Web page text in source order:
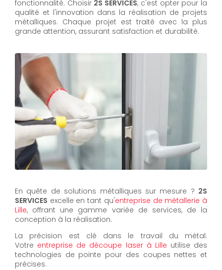
fonctionnalité. Choisir 2S SERVICES, c'est opter pour la
qualité et l'innovation dans la réalisation de projets
métalliques. Chaque projet est traité avec la plus
grande attention, assurant satisfaction et durabilité.
En quête de solutions métalliques sur mesure ? 2S
SERVICES excelle en tant qu'entreprise de métallerie à
Lille, offrant une gamme variée de services, de la
conception à la réalisation.
La précision est clé dans le travail du métal.
Votre entreprise de découpe laser à Lille utilise des
technologies de pointe pour des coupes nettes et
précises.